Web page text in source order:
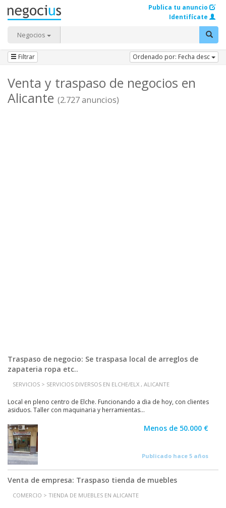
Negocios
Publica tu anuncio
Identifícate
Filtrar Ordenado por: Fecha desc
Venta y traspaso de negocios en
Alicante (2.727 anuncios)
Traspaso de negocio: Se traspasa local de arreglos de
zapateria ropa etc..
SERVICIOS > SERVICIOS DIVERSOS EN ELCHE/ELX , ALICANTE
Local en pleno centro de Elche. Funcionando a dia de hoy, con clientes
asiduos. Taller con maquinaria y herramientas...
Menos de 50.000 €
Publicado hace 5 años
Venta de empresa: Traspaso tienda de muebles
COMERCIO > TIENDA DE MUEBLES EN ALICANTE